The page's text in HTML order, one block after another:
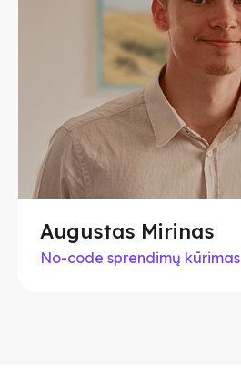
Augustas Mirinas
No-code sprendimų kūrimas